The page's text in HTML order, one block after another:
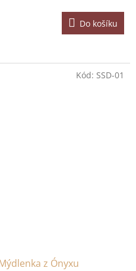
Do košíku
z Ónyxu
Kód: SSD-01